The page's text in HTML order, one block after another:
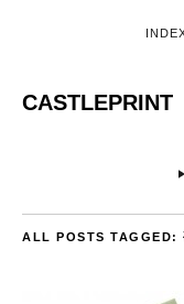
CASTLEPRINT
ALL POSTS TAGGED: